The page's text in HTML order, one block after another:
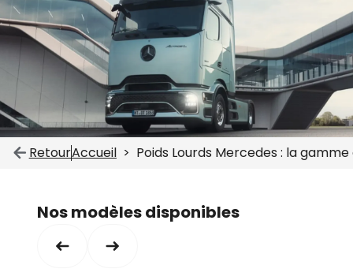
RetourAccueil Poids Lourds Mercedes : la
Nos modèles disponibles